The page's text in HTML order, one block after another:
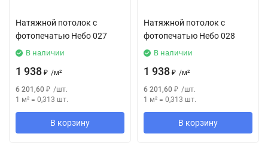
Натяжной потолок с
фотопечатью Небо 027
В наличии
1 938 ₽ /м²
6 201,60 ₽ /шт.
1 м² = 0,313 шт.
В корзину
Натяжной потолок с
фотопечатью Небо 028
В наличии
1 938 ₽ /м²
6 201,60 ₽ /шт.
1 м² = 0,313 шт.
В корзину